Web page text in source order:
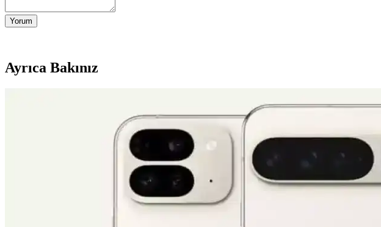
Yorum
Ayrıca Bakınız
Apple iPhone 16 Plus 512GB Pembe Akıllı Telefon Gelişmiş Tasarım ve
Apple iPhone 16 Plus, 512GB depolama, gelişmiş kamera özellikleri ve dayanıklı tasarımıyla
AirPods Pro 4'te Kızılötesi Kameralar ve Kullanıcı Deneyimine Etkileri
AirPods Pro 4'te kızılötesi kameralarla el hareketleri tanıma ve Apple Vision Pro entegrasyonu
Apple iPhone 16 Pro Max 512GB Siyah: Gelişmiş Kamera ve Yüksek
iPhone 16 Pro Max, titanyum tasarımı, 6,9 inç ekran ve gelişmiş kameralarıyla öne çıkan